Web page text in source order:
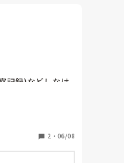
なんて全然無かっ
も書類は苦手で
記録)などしなけ
ません。先輩に
買えばいいか分
教えてください
ども園です。
2 ・ 06/08